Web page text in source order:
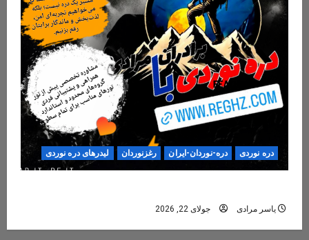
دره نوردی دره-نوردان-ایران رغزنوردان لیدرهای دره نوردی
یاسر مرادی جولای 22, 2026